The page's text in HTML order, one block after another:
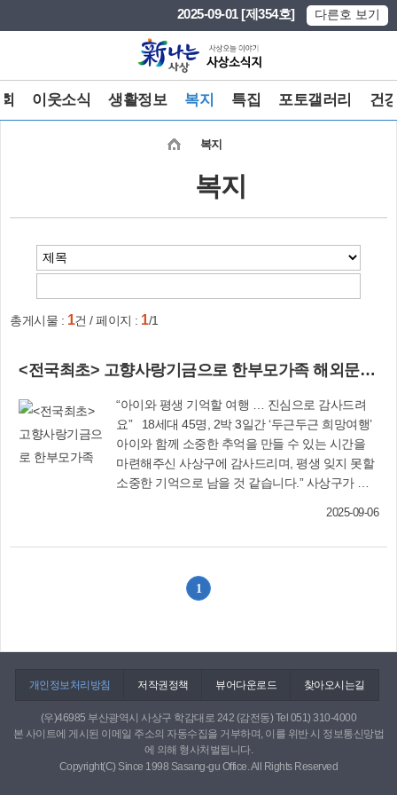
2025-09-01 [제354호] 다른호 보기
이웃소식 생활정보 복지 특집 포토갤러리 건
복지
복지
총게시물 : 1건 / 페이지 : 1/1
<전국최초> 고향사랑기금으로 한부모가족 해외문화체험
“아이와 평생 기억할 여행 … 진심으로 감사드려
요” 18세대 45명, 2박 3일간 ‘두근두근 희망여행’
아이와 함께 소중한 추억을 만들 수 있는 시간을
마련해주신 사상구에 감사드리며, 평생 잊지 못할
소중한 기억으로 남을 것 같습니다.” 사상구가 전
45명이 선발되어 지난 7월 28일부터 30일까지 2
박 3일간 일본 오사카성, 동대사, 청수사 등 고대
육박하는 폭염 속에서도 가족들은 내내 서로를 격
기금을 활용해 평소 해외문화를 접할 기회가 상대
적으로 적은 한부모가족의 아동이 자아 존중감을
높이고 건강한 가족관계를 증진시킬 수 있도록 추
진됐다. 여행에 참여한 한 가족은 “아이와 함께하
2025-09-06
1
개인정보처리방침 저작권정책 뷰어다운로드 찾아오시는길
(우)46985 부산광역시 사상구 학감대로 242 (감전동) Tel 051) 310-4000
본 사이트에 게시된 이메일 주소의 자동수집을 거부하며, 이를 위반 시 정보통신망법
에 의해 형사처벌됩니다.
Copyright(C) Since 1998 Sasang-gu Office. All Rights Reserved